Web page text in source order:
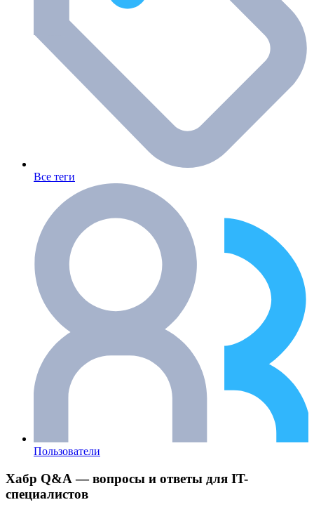
Все теги
Пользователи
Хабр Q&A — вопросы и ответы для IT-
специалистов